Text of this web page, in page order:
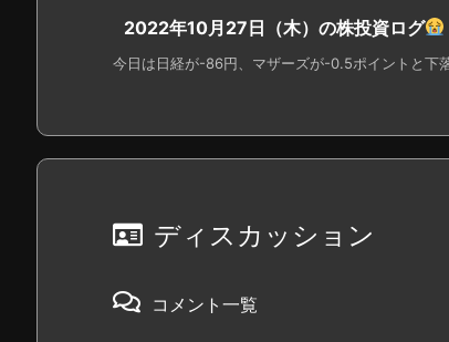
2022年10月27日（木）の株投資ログ
今日は日経が-86円、マザーズが-0.5ポイントと下
ディスカッション
コメント一覧